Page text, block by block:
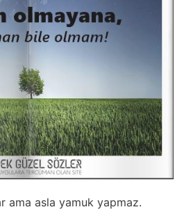
ama asla yamuk yapmaz.